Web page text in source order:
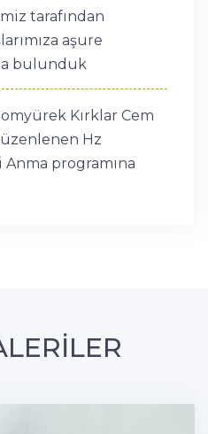
tarafından
aşure
bulunduk
Kırklar Cem
Hz
Anma programına